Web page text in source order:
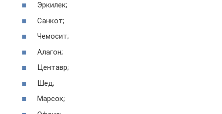
Эркилек;
Санкот;
Чемосит;
Алагон;
Центавр;
Шед;
Марсок;